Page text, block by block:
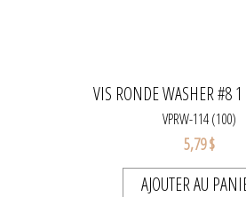
VIS RONDE WASHER #8
VPRW-114 (100)
5,79 $
AJOUTER AU